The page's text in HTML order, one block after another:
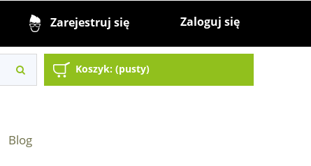
Zarejestruj się Zaloguj się
Koszyk: (pusty)
Blog